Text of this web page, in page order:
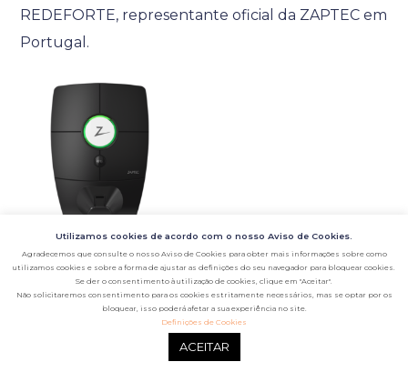
REDEFORTE, representante oficial da ZAPTEC em
Portugal.
- RedeForte - Todos os direitos reservados |
Utilizamos cookies de acordo com o nosso Aviso de Cookies.
Agradecemos que consulte o nosso Aviso de Cookies para obter mais informações sobre como
utilizamos cookies e sobre a forma de ajustar as definições do seu navegador para bloquear cookies.
Se der o consentimento à utilização de cookies, clique em "Aceitar".
Não solicitaremos consentimento para os cookies estritamente necessários, mas se optar por os
bloquear, isso poderá afetar a sua experiência no site.
Definições de Cookies
ACEITAR